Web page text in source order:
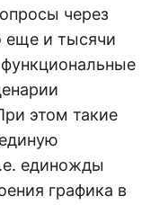
через
еще и тысячи
этом такие
единожды
графика в